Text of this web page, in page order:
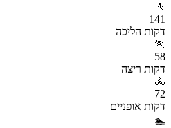
🚶
141
דקות הליכה
🏃
58
דקות ריצה
🚴
72
דקות אופניים
🏊